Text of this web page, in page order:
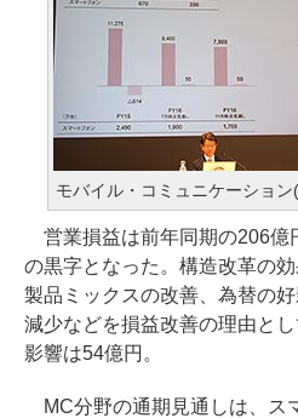
モバイル・コミュニケーション
営業損益は前年同期の206億
の黒字となった。構造改革の効
製品ミックスの改善、為替の
減少などを損益改善の理由と
影響は54億円。
MC分野の通期見通しは、ス